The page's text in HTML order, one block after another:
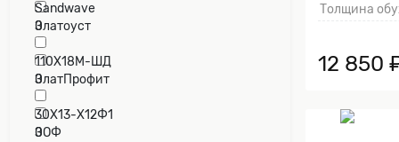
Златоуст
0
ЗлатПрофит
0
ЗОФ
Sandwave
0
110Х18М-ШД
0
30Х13-Х12Ф1
0
Толщина
12 850